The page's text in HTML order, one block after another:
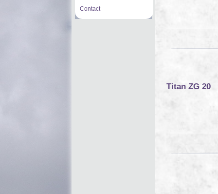
Contact
Titan ZG 20